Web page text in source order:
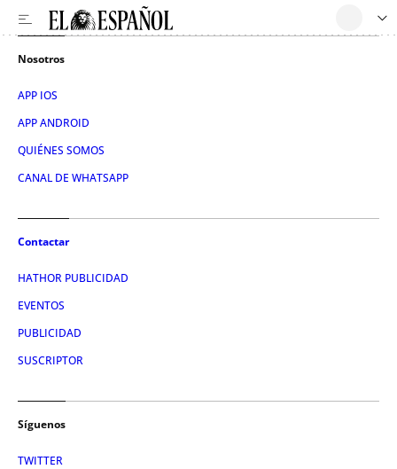
Nosotros
APP IOS
APP ANDROID
QUIÉNES SOMOS
CANAL DE WHATSAPP
Contactar
HATHOR PUBLICIDAD
EVENTOS
PUBLICIDAD
SUSCRIPTOR
Síguenos
TWITTER